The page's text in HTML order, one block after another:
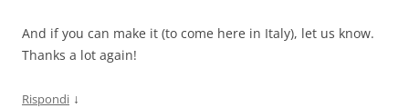
And if you can make it (to come here in Italy), let us know.
Thanks a lot again!
Rispondi ↓